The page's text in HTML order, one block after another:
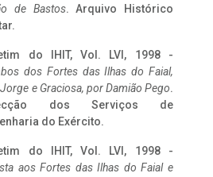
de Bastos. Arquivo Histórico
do IHIT, Vol. LVI, 1998 -
dos Fortes das Ilhas do Faial,
e Graciosa, por Damião Pego.
dos Serviços de
do Exército.
do IHIT, Vol. LVI, 1998 -
aos Fortes das Ilhas do Faial e